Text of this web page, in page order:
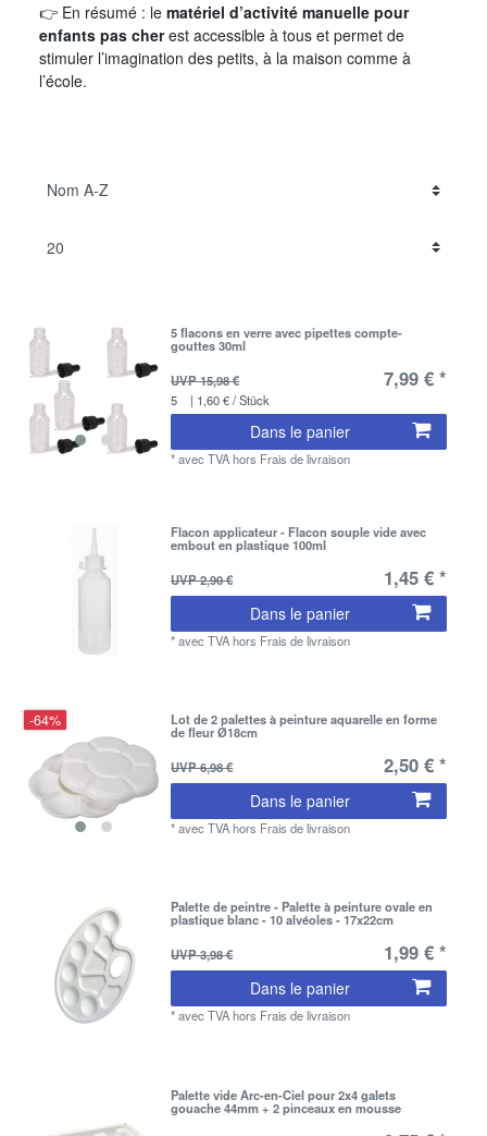
👉 En résumé : le matériel d’activité manuelle pour
enfants pas cherest accessible à tous et permet de
stimuler l’imagination des petits, à la maison comme à
l’école.
5 flacons en verre avec pipettes compte-
gouttes 30ml
UVP 15,98 €
7,99 € *
5 | 1,60 € / Stück
Dans le panier
*avec TVAhors Frais de livraison
Flacon applicateur - Flacon souple vide avec
embout en plastique 100ml
UVP 2,90 €
1,45 € *
Dans le panier
*avec TVAhors Frais de livraison
-64% Lot de 2 palettes à peinture aquarelle en forme
de fleur Ø18cm
UVP 6,98 €
2,50 € *
Dans le panier
*avec TVAhors Frais de livraison
Palette de peintre - Palette à peinture ovale en
plastique blanc - 10 alvéoles - 17x22cm
UVP 3,98 €
1,99 € *
Dans le panier
*avec TVAhors Frais de livraison
Palette vide Arc-en-Ciel pour 2x4 galets
gouache 44mm + 2 pinceaux en mousse